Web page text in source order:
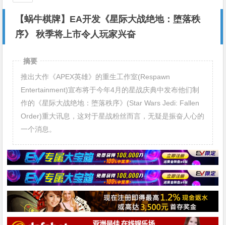
【蜗牛棋牌】EA开发《星际大战绝地：堕落秩
序》 秋季将上市令人玩家兴奋
摘要
推出大作《APEX英雄》的重生工作室(Respawn
Entertainment)宣布将于今年4月的星战庆典中发布他们制
作的《星际大战绝地：堕落秩序》(Star Wars Jedi: Fallen
Order)重大讯息，这对于星战粉丝而言，无疑是振奋人心的
一个消息。